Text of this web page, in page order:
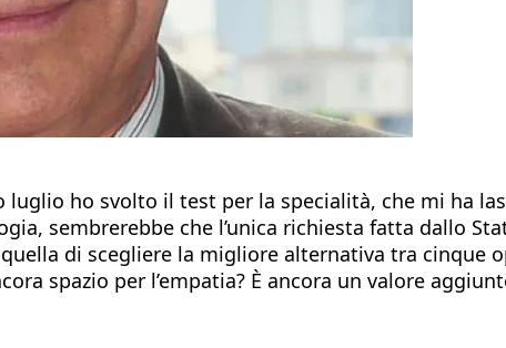
ho svolto il test per la specialità, che mi ha
sembrerebbe che l’unica richiesta fatta dallo
di scegliere la migliore alternativa tra cinque
spazio per l’empatia? È ancora un valore